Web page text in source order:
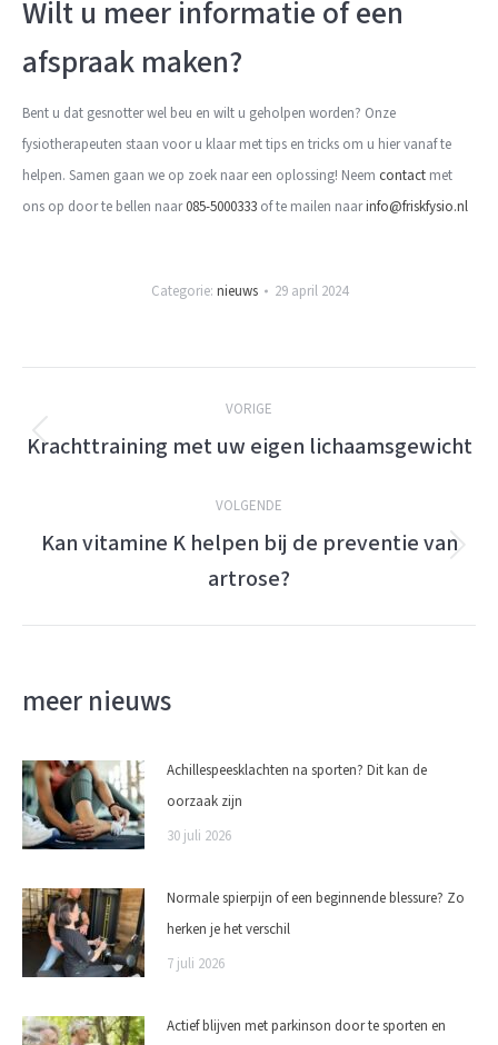
Wilt u meer informatie of een
afspraak maken?
Bent u dat gesnotter wel beu en wilt u geholpen worden? Onze
fysiotherapeuten staan voor u klaar met tips en tricks om u hier vanaf te
helpen. Samen gaan we op zoek naar een oplossing! Neem contact met
ons op door te bellen naar085-5000333 of te mailen naarinfo@friskfysio.nl
Categorie: nieuws 29 april 2024
VORIGE
Vorige
Krachttraining met uw eigen lichaamsgewicht
VOLGENDE
Volgende
bericht:
Kan vitamine K helpen bij de preventie van
artrose?
meer nieuws
Achillespeesklachten na sporten? Dit kan de
oorzaak zijn
30 juli 2026
Normale spierpijn of een beginnende blessure? Zo
herken je het verschil
7 juli 2026
Actief blijven met parkinson door te sporten en